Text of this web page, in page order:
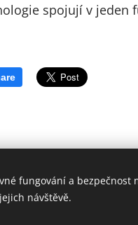
spojují v jeden
BOHEMIA s.r.o. |
fungování a bezpečnost
návštěvě.